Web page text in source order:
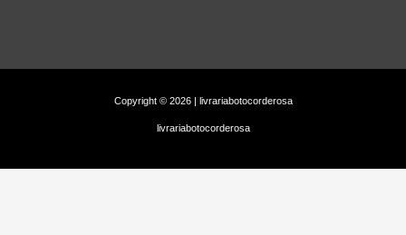
Copyright © 2026 | livrariabotocorderosa
livrariabotocorderosa